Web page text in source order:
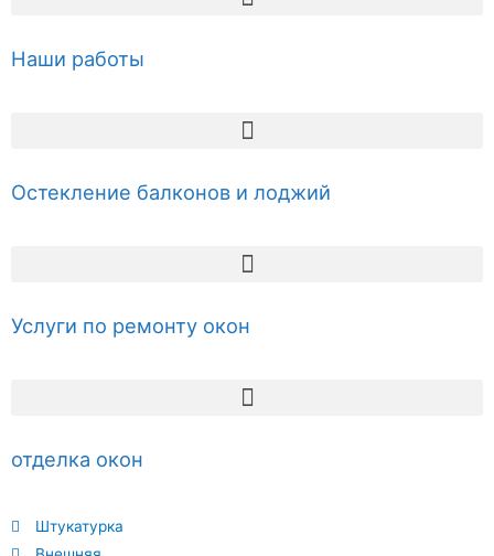
Наши работы
Остекление балконов и лоджий
Услуги по ремонту окон
отделка окон
Штукатурка